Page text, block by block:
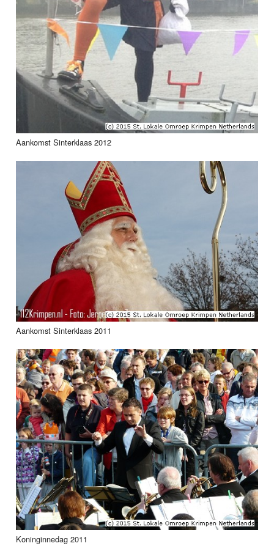
Aankomst Sinterklaas 2012
Aankomst Sinterklaas 2011
Koninginnedag 2011